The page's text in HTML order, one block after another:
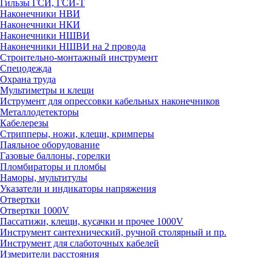
Гильзы ГСИ, ГСИ-Т
Наконечники НВИ
Наконечники НКИ
Наконечники НШВИ
Наконечники НШВИ на 2 провода
Строительно-монтажный инструмент
Спецодежда
Охрана труда
Мультиметры и клещи
Иструмент для опрессовки кабельных наконечников
Металлодетекторы
Кабелерезы
Стрипперы, ножи, клещи, кримперы
Паяльное оборудование
Газовые баллоны, горелки
Пломбираторы и пломбы
Наморы, мультитулы
Указатели и индикаторы напряжения
Отвертки
Отвертки 1000V
Пассатижи, клещи, кусачки и прочее 1000V
Инструмент сантехнический, ручной столярный и пр.
Инструмент для слаботочных кабелей
Измерители расстояния